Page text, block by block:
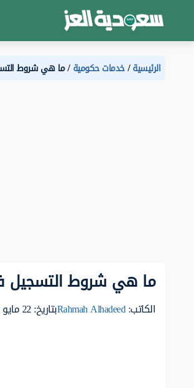
الرئيسية خدمات حكومية ما هي شروط
ما هي شروط التسجيل في
الكاتب:Rahmah Alhadeedبتاريخ: 22 مايو 2025 , 18:59